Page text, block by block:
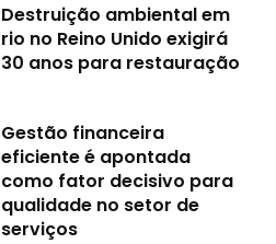
Destruição ambiental em
rio no Reino Unido exigirá
30 anos para restauração
Gestão financeira
eficiente é apontada
como fator decisivo para
qualidade no setor de
serviços